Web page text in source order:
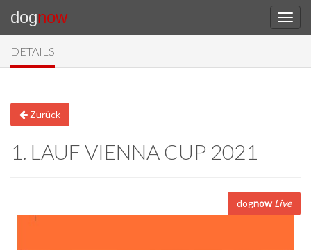
dognow
DETAILS
Zurück
1. LAUF VIENNA CUP 2021
dognow Live